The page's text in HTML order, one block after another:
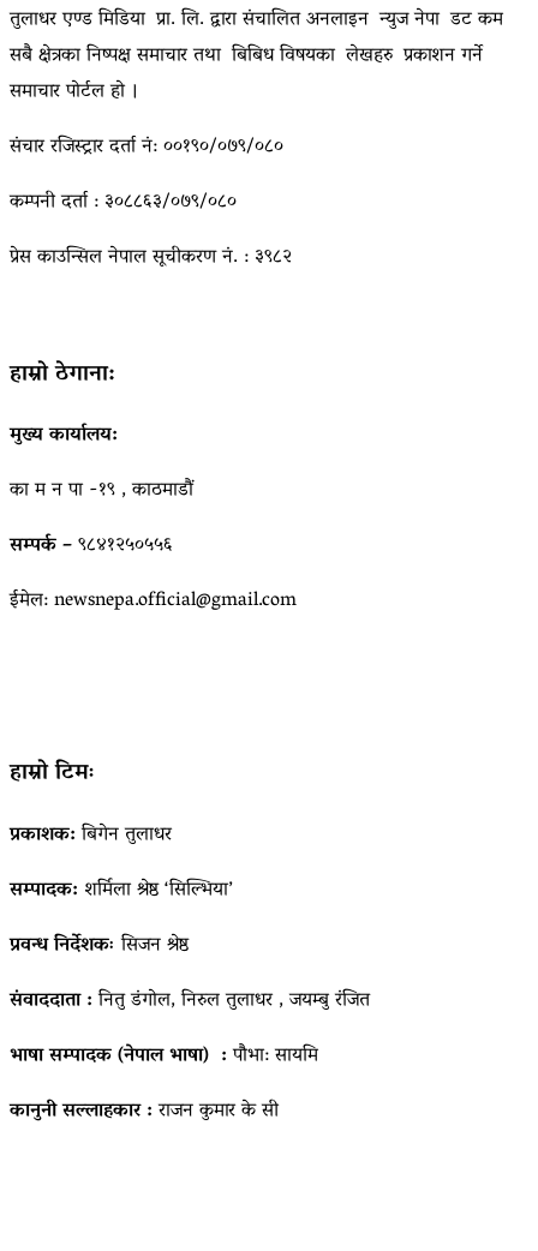
तुलाधर एण्ड मिडिया प्रा. लि. द्वारा संचालित अनलाइन न्युज नेपा डट कम
सबै क्षेत्रका निष्पक्ष समाचार तथा बिबिध विषयका लेखहरु प्रकाशन गर्ने
समाचार पोर्टल हो ।
संचार रजिस्ट्रार दर्ता नं: ००१९०/०७९/०८०
कम्पनी दर्ता : ३०८८६३/०७९/०८०
प्रेस काउन्सिल नेपाल सूचीकरण नं. : ३९८२
हाम्रो ठेगाना:
मुख्य कार्यालय:
का म न पा -१९ , काठमाडौं
सम्पर्क –९८४१२५०५५६
ईमेल: newsnepa.official@gmail.com
हाम्रो टिमः
प्रकाशक:बिगेन तुलाधर
सम्पादक: शर्मिला श्रेष्ठ ‘सिल्भिया’
प्रवन्ध निर्देशकःसिजन श्रेष्ठ
संवाददाता :नितु डंगोल, निरुल तुलाधर , जयम्बु रंजित
भाषा सम्पादक (नेपाल भाषा) :पौभा: सायमि
कानुनी सल्लाहकार :राजन कुमार के सी